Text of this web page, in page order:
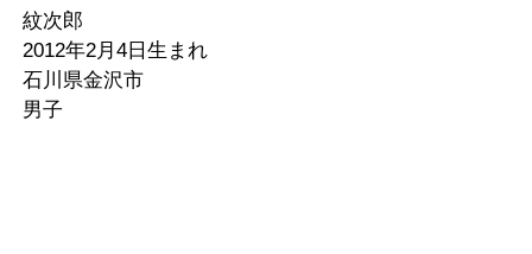
紋次郎
2012年2月4日生まれ
石川県金沢市
男子